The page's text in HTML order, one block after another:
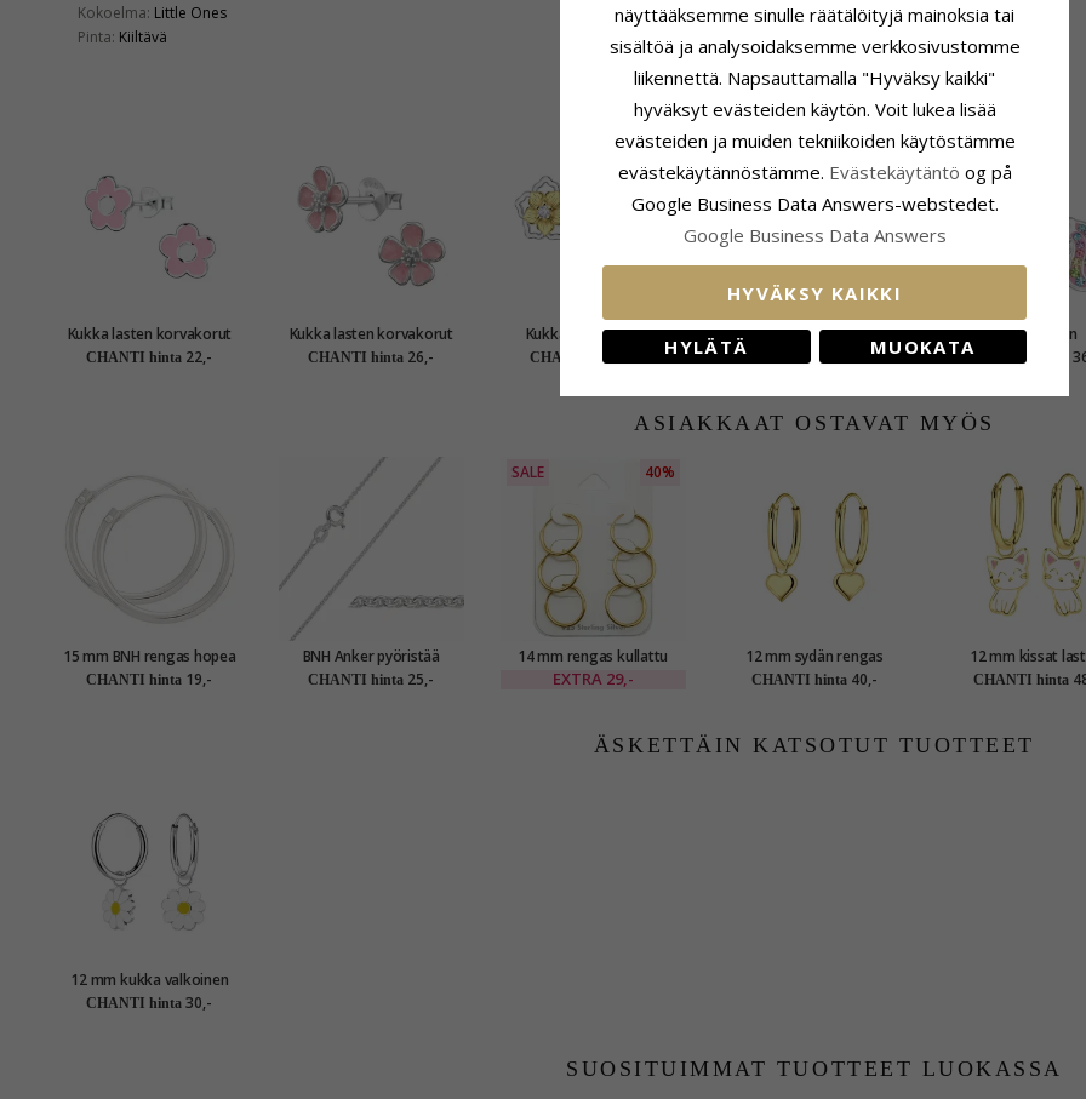
Kokoelma: Little Ones
Pinta: Kiiltävä
LIITTYVÄT TUOTTEET
Kukka lasten korvakorut
hopea - Little Ones
CHANTI hinta 22,-
Kukka lasten korvakorut
hopea - Little Ones
CHANTI hinta 26,-
Kukka zirkoni lasten
korvakorut hopea kanssa
CHANTI hinta
Kukka korvakorut lapsille
hopea - Little Ones
CHANTI hinta 21,-
Yksisarvinen
vaaleanpunainen
Ones
CHANTI hinta
ASIAKKAAT OSTAVAT MYÖS
15 mm BNH rengas hopea
CHANTI hinta 19,-
BNH Anker pyöristää
kaulaketju hopeaa 45 cm x
CHANTI hinta 25,-
SALE 40%
14 mm rengas kullattu
hopea
EXTRA 29,-
12 mm sydän rengas
kullattu hopea - Little Ones
CHANTI hinta 40,-
12 mm kissat
korvakorut kullattu hopea -
CHANTI hinta
ÄSKETTÄIN KATSOTUT TUOTTEET
12 mm kukka valkoinen
lasten korvakorut hopea -
CHANTI hinta 30,-
SUOSITUIMMAT TUOTTEET LUOKASSA
näyttääksemme sinulle räätälöityjä mainoksia tai
sisältöä ja analysoidaksemme verkkosivustomme
liikennettä. Napsauttamalla "Hyväksy kaikki"
hyväksyt evästeiden käytön. Voit lukea lisää
evästeiden ja muiden tekniikoiden käytöstämme
evästekäytännöstämme. Evästekäytäntö og på
Google Business Data Answers-webstedet.
Google Business Data Answers
HYVÄKSY KAIKKI
HYLÄTÄ MUOKATA